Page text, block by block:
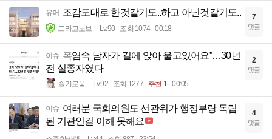
유머 조감도대로 한것같기도..하고 아닌것같기도..
드라고노브 Lv.90 조회 1074 00:18
7
댓글
이슈 폭염속 남자가 길에 앉아 울고있어요”…30년
전 실종자였다
슬기로움 Lv.92 조회 1277 추천 1 00:05
2
댓글
이슈 여러분 국회의원도 선관위가 행정부랑 독립
된 기관인걸 이해 못해요
4
댓글